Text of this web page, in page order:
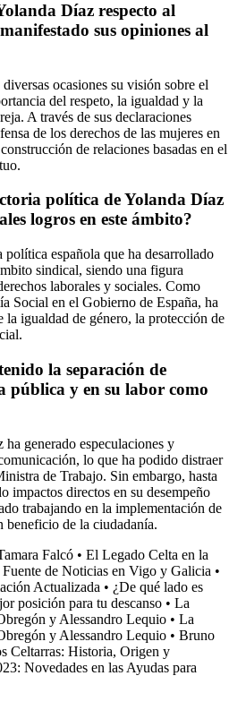
Díaz respecto al
sus opiniones al
ocasiones su visión sobre el
del respeto, la igualdad y la
A través de sus declaraciones
de los derechos de las mujeres en
de relaciones basadas en el
política de Yolanda Díaz
logros en este ámbito?
política española que ha desarrollado
sindical, siendo una figura
laborales y sociales. Como
Social en el Gobierno de España, ha
la igualdad de género, la protección de
la separación de
pública y en su labor como
generado especulaciones y
lo que ha podido distraer
de Trabajo. Sin embargo, hasta
impactos directos en su desempeño
trabajando en la implementación de
beneficio de la ciudadanía.
Falcó • El Legado Celta en la
de Noticias en Vigo y Galicia •
Actualizada • ¿De qué lado es
posición para tu descanso • La
y Alessandro Lequio • La
y Alessandro Lequio • Bruno
Celtarras: Historia, Origen y
Novedades en las Ayudas para